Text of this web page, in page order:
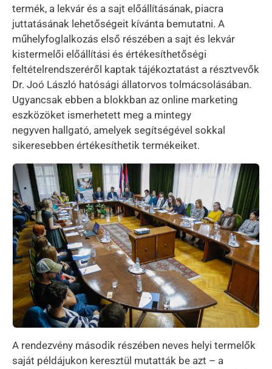
termék, a lekvár és a sajt előállításának, piacra
juttatásának lehetőségeit kívánta bemutatni. A
műhelyfoglalkozás első részében a sajt és lekvár
kistermelői előállítási és értékesíthetőségi
feltételrendszeréről kaptak tájékoztatást a résztvevők
Dr. Joó László hatósági állatorvos tolmácsolásában.
Ugyancsak ebben a blokkban az online marketing
eszközöket ismerhetett meg a mintegy
negyven hallgató, amelyek segítségével sokkal
sikeresebben értékesíthetik termékeiket.
Kép
A rendezvény második részében neves helyi termelők
saját példájukon keresztül mutatták be azt – a